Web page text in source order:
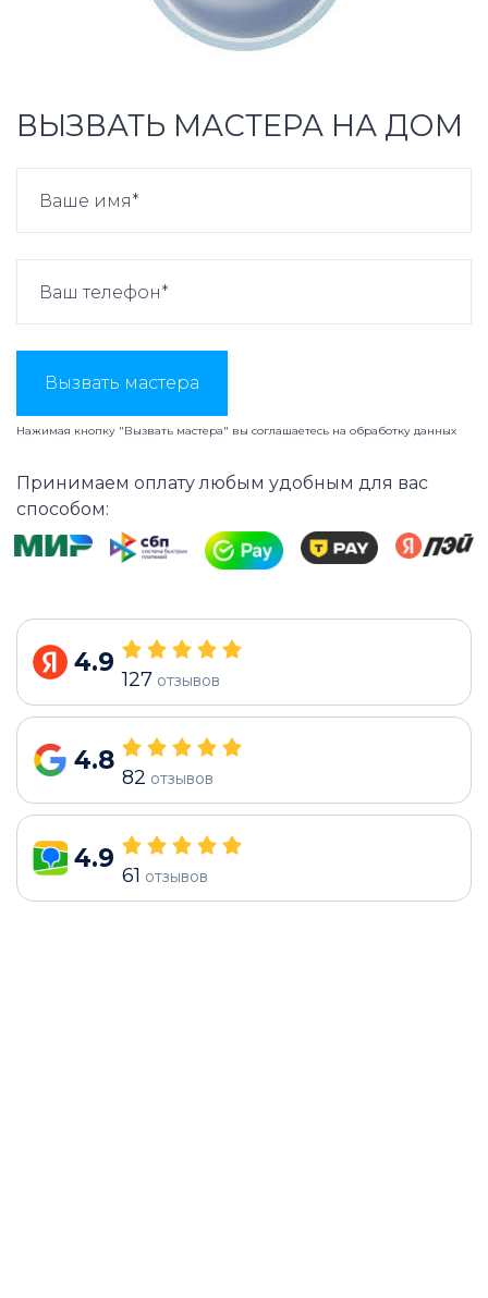
ВЫЗВАТЬ МАСТЕРА НА ДОМ
Вызвать мастера
Нажимая кнопку "Вызвать мастера" вы соглашаетесь на обработку данных
Принимаем оплату любым удобным для вас
способом:
4.9
127 отзывов
4.8
82 отзывов
4.9
61 отзывов